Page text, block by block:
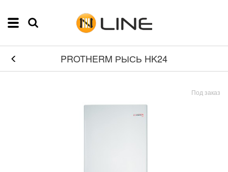
PROTHERM РЫСЬ HK24
Под заказ